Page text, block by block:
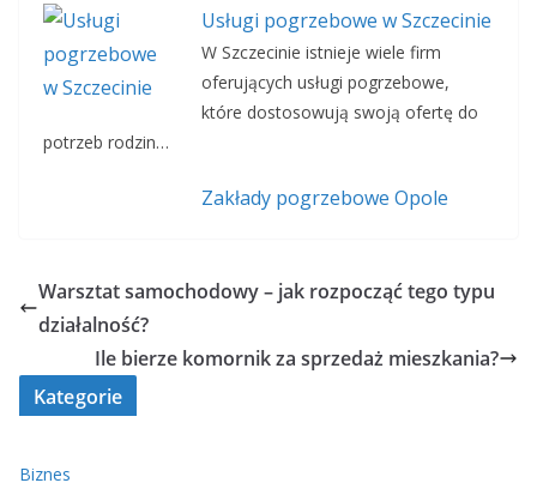
Usługi pogrzebowe w Szczecinie
W Szczecinie istnieje wiele firm
oferujących usługi pogrzebowe,
które dostosowują swoją ofertę do
potrzeb rodzin…
Zakłady pogrzebowe Opole
Warsztat samochodowy – jak rozpocząć tego typu
działalność?
Ile bierze komornik za sprzedaż mieszkania?
Kategorie
Biznes